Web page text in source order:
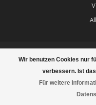
Wir benutzen Cookies nur
verbessern. Ist
Für weitere
© Copyright 2026 XL
Powered by